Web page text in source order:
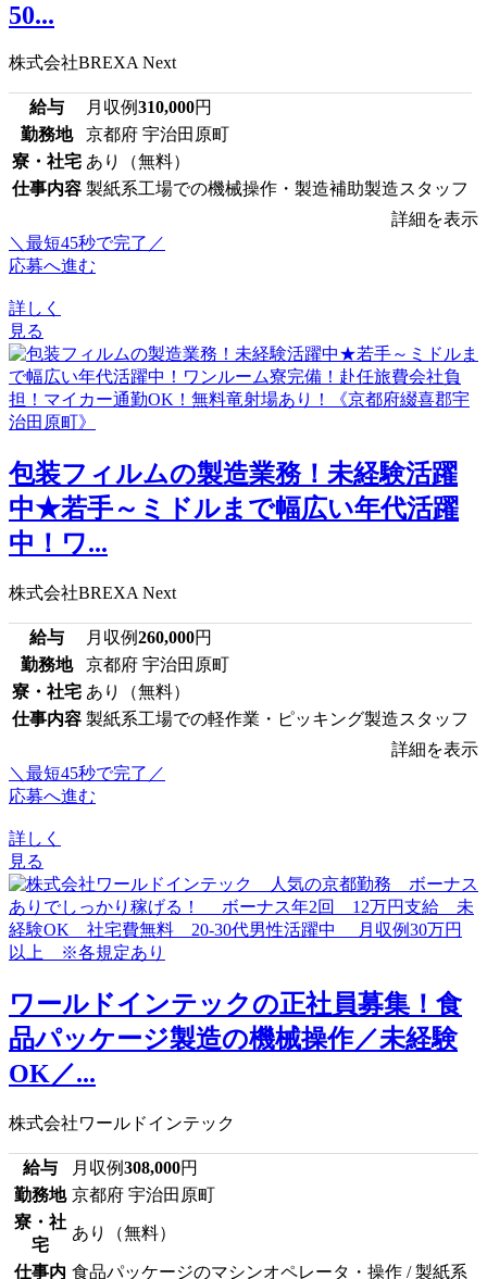
50...
株式会社BREXA Next
給与 月収例310,000円
勤務地
京都府 宇治田原町
寮・社宅 あり（無料）
仕事内容 製紙系工場での機械操作・製造補助製造スタッフ
詳細を表示
＼最短45秒で完了／
応募へ進む
詳しく
見る
包装フィルムの製造業務！未経験活躍
中★若手～ミドルまで幅広い年代活躍
中！ワ...
株式会社BREXA Next
給与 月収例260,000円
勤務地
京都府 宇治田原町
寮・社宅 あり（無料）
仕事内容 製紙系工場での軽作業・ピッキング製造スタッフ
詳細を表示
＼最短45秒で完了／
応募へ進む
詳しく
見る
ワールドインテックの正社員募集！食
品パッケージ製造の機械操作／未経験
OK／...
株式会社ワールドインテック
給与 月収例308,000円
勤務地 京都府 宇治田原町
寮・社
宅
あり（無料）
仕事内 食品パッケージのマシンオペレータ・操作 / 製紙系